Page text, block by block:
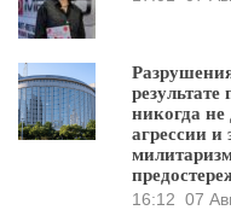
никогда
агрессии и
16:12 07